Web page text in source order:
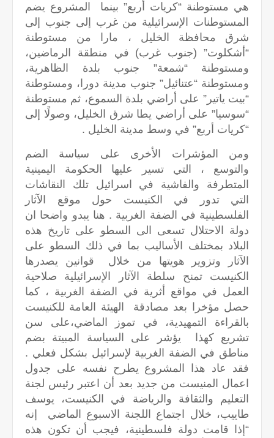
هي مستوطنة “كريات أربع” بينما المشروع يضم
المستوطنات الإسرائيلية من غرب إلى جنوب إلى
شرق محافظة الخليل ، مارا من مستوطنة
“أشكلوت” (جنوب غرب) في منطقة الرماضين،
ومستوطنة “شمعة” جنوب بلدة الظاهرية،
ومستوطنة “عتنائيل” جنوب مدينة دورا، ومستوطنة
“بيت ياتير” على أراضي بلدة السموع، ثم مستوطنة
“سوسيا” على أراضي يطا شرق الخليل، وصولًا إلى
“كريات أربع” في وسط مدينة الخليل .
ومن المؤشرات الأخرى على سياسة الضم
والتوسع ، التي تسير عليها الحكومة اليمينية
المتطرفة والفاشية في اسرائيل تلك النقاشات
التي تدور في الكنيست حول موقع الآثار
الفلسطينية في الضفة الغربية . هنا يبدو واضحا ان
دولة الاحتلال تسعى الى السطو على تاريخ هذه
البلاد بمختلف الأساليب بما في ذلك السطو على
الآثار وتزوير هويتها من خلال قوانين يصدرها
الكنيست تمنح سلطة الآثار الإسرائيلية صلاحية
العمل في مواقع أثرية في الضفة الغربية ، كما
حصل مؤخرا بعد مصادقة الهيئة العامة للكنيست
بالقراءة التمهيدية، في تموز الماضي،على سن
تشريع كهذا يؤشر على السياسة المبيتة بضم
مناطق في الضفة الغربية لإسرائيل بشكل فعلي .
فقد عاد هذا المشروع يطرح نفسه على جدول
اعمال المنيست من جديد بعد أن اعتبر رئيس لجنة
التعليم والثقافة والرياضة في الكنيست، يوسف
طاييب، خلال اجتماع اللجنة الاسبوع الماضي إنه
“إذا قامت دولة فلسطينية، فيجب أن تكون هذه